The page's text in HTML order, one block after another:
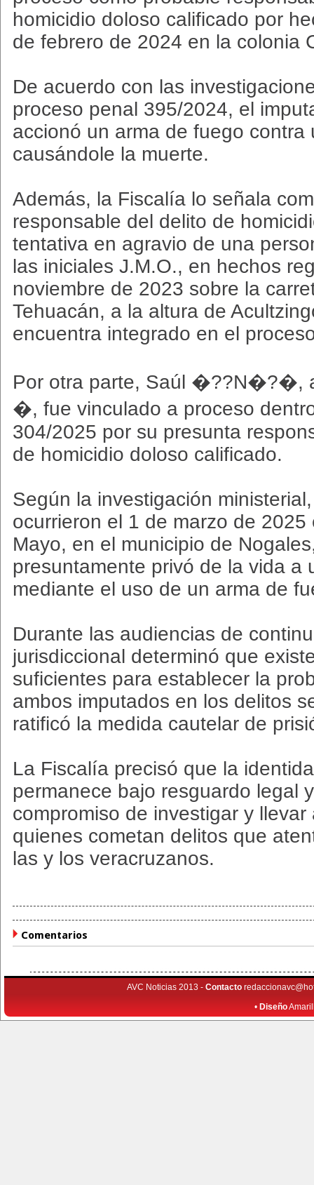
homicidio doloso calificado por
de febrero de 2024 en la colonia
De acuerdo con las
proceso penal 395/2024, el
accionó un arma de fuego contra
causándole la muerte.
Además, la Fiscalía lo señala
responsable del delito de
tentativa en agravio de una
las iniciales J.M.O., en hechos
noviembre de 2023 sobre la
Tehuacán, a la altura de
encuentra integrado en el
Por otra parte, Saúl �??N�?�,
�, fue vinculado a proceso
304/2025 por su presunta
de homicidio doloso calificado.
Según la investigación
ocurrieron el 1 de marzo de
Mayo, en el municipio de
presuntamente privó de la vida a
mediante el uso de un arma de
Durante las audiencias de
jurisdiccional determinó que
suficientes para establecer la
ambos imputados en los delitos
ratificó la medida cautelar de
La Fiscalía precisó que la
permanece bajo resguardo legal
compromiso de investigar y
quienes cometan delitos que
las y los veracruzanos.
Comentarios
AVC Noticias 2013 - Contacto
• Diseño